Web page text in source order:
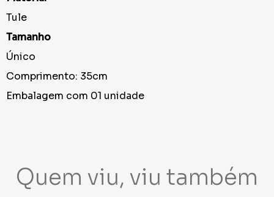
Tule
Tamanho
Único
Comprimento: 35cm
Embalagem com 01 unidade
Quem viu, viu também